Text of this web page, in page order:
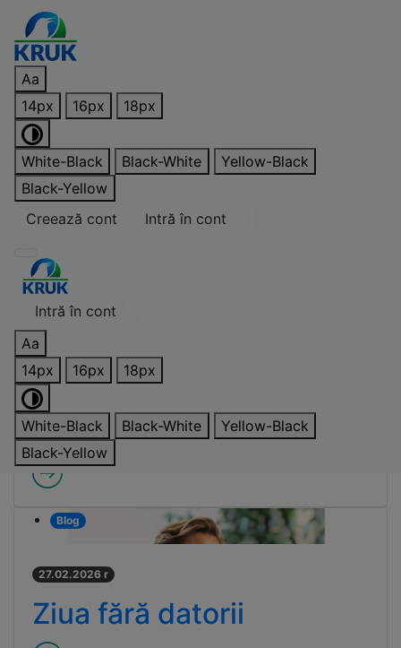
Aa
14px
16px 18px
White-Black Black-White
Yellow-Black
Black-Yellow
Creează cont
Intră în cont
Intră în cont
Aa
14px
16px 18px
White-Black Black-White
Yellow-Black
Black-Yellow
AcasăBlog
25.05.1980 r
Notă de informare
Blog
Părinții români sunt
principalii profesori de
educaț...
Blog
27.02.2026 r
Ziua fără datorii